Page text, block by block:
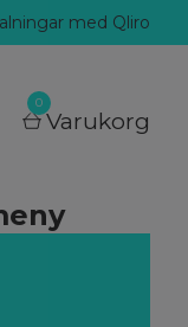
med Qliro
0
Varukorg